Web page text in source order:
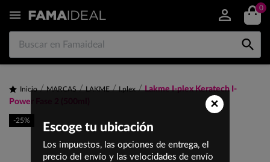
 0

-25%
Inicio MARCAS LAKME I.plex
Lakme I-plex Keratech I-
Power Fase 2 (500ml)
×
Escoge tu ubicación
Los impuestos, las opciones de entrega, el
precio del envío y las velocidades de envío